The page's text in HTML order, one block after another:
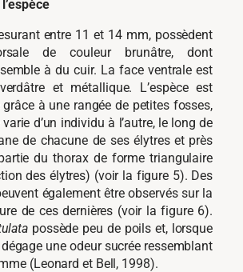
entre 11 et 14 mm, possèdent
de couleur brunâtre, dont
à du cuir. La face ventrale est
et métallique. L’espèce est
à une rangée de petites fosses,
d’un individu à l’autre, le long de
de chacune de ses élytres et près
du thorax de forme triangulaire
des élytres) (voir la figure 5). Des
également être observés sur la
de ces dernières (voir la figure 6).
possède peu de poils et, lorsque
une odeur sucrée ressemblant
(Leonard et Bell, 1998).